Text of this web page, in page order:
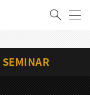
会員登録
SEMINAR